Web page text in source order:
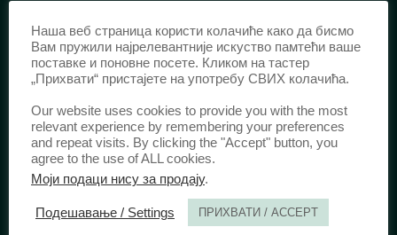
DOI: 10.51204/Anali_PFBU_1906
Правни факултет Универзитета у
Београду
Булевар краља Александра 67
Србија
Наша веб страница користи колачиће како да бисмо
Вам пружили најрелевантније искуство памтећи ваше
поставке и поновне посете. Кликом на тастер
„Прихвати“ пристајете на употребу СВИХ колачића.
Our website uses cookies to provide you with the most
relevant experience by remembering your preferences
and repeat visits. By clicking the "Accept" button, you
agree to the use of ALL cookies.
Моји подаци нису за продају.
Подешавање / Settings ПРИХВАТИ / ACCEPT